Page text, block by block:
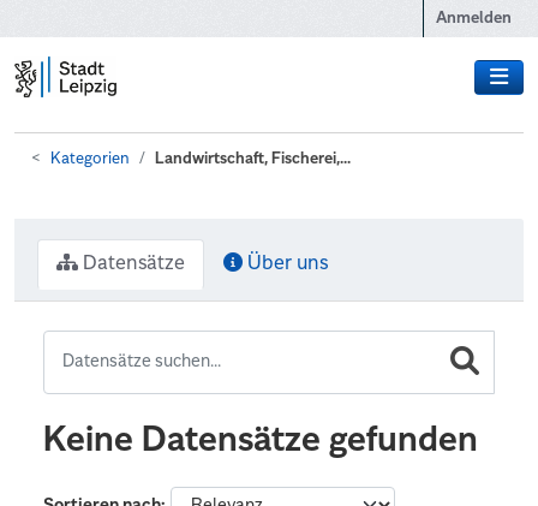
Anmelden
Kategorien Landwirtschaft, Fischerei,...
Datensätze Über uns
Keine Datensätze gefunden